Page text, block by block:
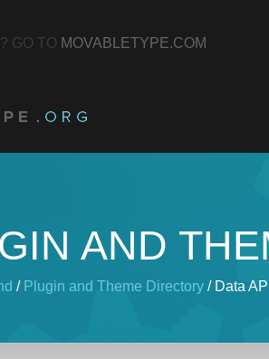
GO TO MOVABLETYPE.COM
AND
/ Plugin and Theme Directory / Data